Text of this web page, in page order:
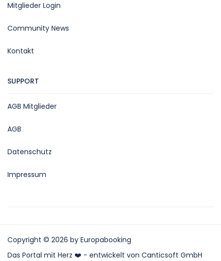
Mitglieder Login
Community News
Kontakt
SUPPORT
AGB Mitglieder
AGB
Datenschutz
Impressum
Copyright © 2026 by Europabooking
Das Portal mit Herz ❤️ - entwickelt von Canticsoft GmbH